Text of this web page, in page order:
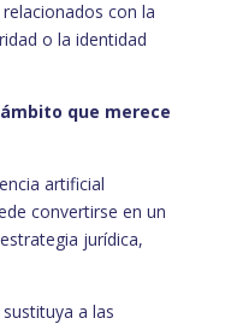
con la
o la identidad
que merece
artificial
convertirse en un
jurídica,
a las